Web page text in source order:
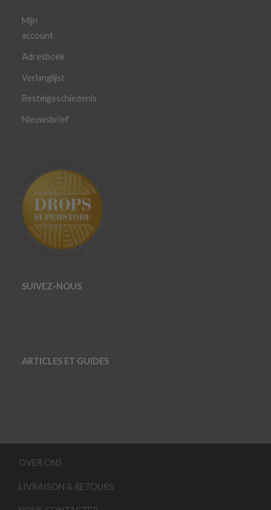
Mijn
account
Adresboek
Verlanglijst
Bestelgeschiedenis
Nieuwsbrief
SUIVEZ-NOUS
ARTICLES ET GUIDES
OVER ONS
LIVRAISON & RETOURS